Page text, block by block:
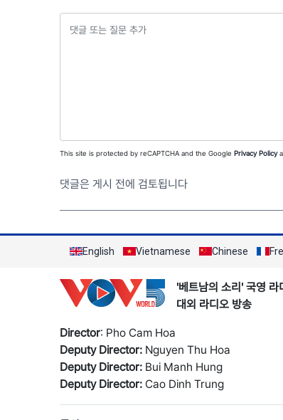
This site is protected by reCAPTCHA and the Google Privacy Policy
댓글은 게시 전에 검토됩니다
English Vietnamese Chinese
'베트남의 소리' 국영 라
대외 라디오 방송
Director: Pho Cam Hoa
Deputy Director: Nguyen Thu Hoa
Deputy Director: Bui Manh Hung
Deputy Director: Cao Dinh Trung